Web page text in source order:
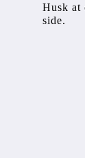
Husk at
side.